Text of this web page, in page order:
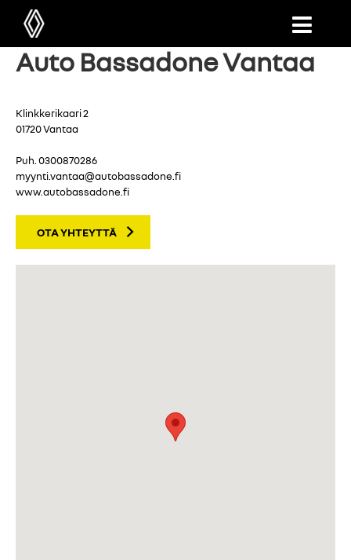
Auto Bassadone Vantaa
Klinkkerikaari 2
01720 Vantaa
Puh.0300870286
myynti.vantaa@autobassadone.fi
www.autobassadone.fi
OTA YHTEYTTÄ